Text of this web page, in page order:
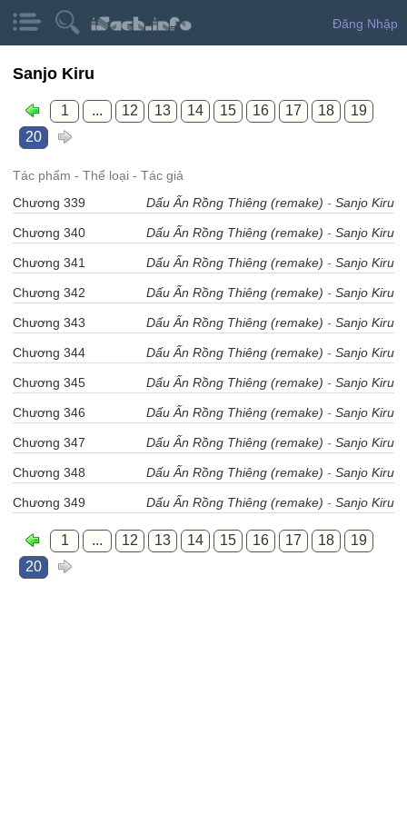
Đăng Nhập
Sanjo Kiru
1 ... 12 13 14 15 16 17 18
19
20
Tác phẩm - Thể loại - Tác giả
Chương 339
Dấu Ấn Rồng Thiêng (remake) - Sanjo Kiru
Chương 340 Dấu Ấn Rồng Thiêng (remake) - Sanjo Kiru
Chương 341 Dấu Ấn Rồng Thiêng (remake) - Sanjo Kiru
Chương 342 Dấu Ấn Rồng Thiêng (remake) - Sanjo Kiru
Chương 343 Dấu Ấn Rồng Thiêng (remake) - Sanjo Kiru
Chương 344 Dấu Ấn Rồng Thiêng (remake) - Sanjo Kiru
Chương 345 Dấu Ấn Rồng Thiêng (remake) - Sanjo Kiru
Chương 346 Dấu Ấn Rồng Thiêng (remake) - Sanjo Kiru
Chương 347 Dấu Ấn Rồng Thiêng (remake) - Sanjo Kiru
Chương 348 Dấu Ấn Rồng Thiêng (remake) - Sanjo Kiru
Chương 349 Dấu Ấn Rồng Thiêng (remake) - Sanjo Kiru
1 ... 12 13 14 15 16 17 18
19
20